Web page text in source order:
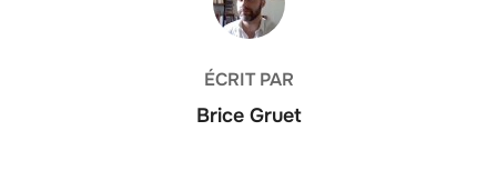
ÉCRIT PAR
Brice Gruet